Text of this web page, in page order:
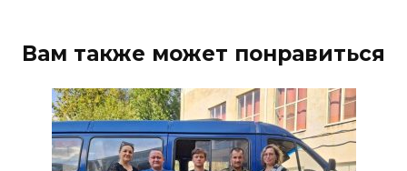
В Ростовской области более
2000 жителей бесплатно
осваивают новые профессии
07 августа 2026 18:38
Вам также может понравиться